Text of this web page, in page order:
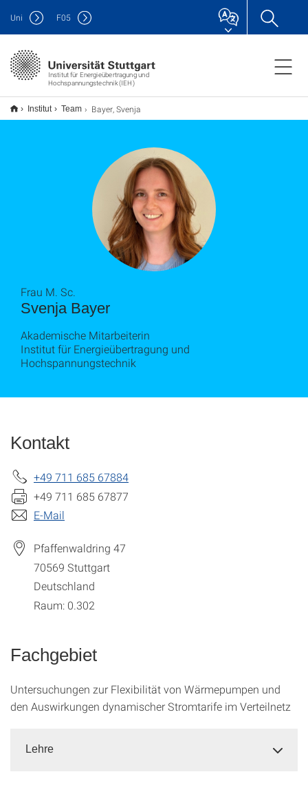
Institut für Energieübertragung und
Hochspannungstechnik (IEH)
Uni F05
Institut Team Bayer, Svenja
Svenja Bayer
Frau M. Sc.
Akademische Mitarbeiterin
Institut für Energieübertragung und
Hochspannungstechnik
Kontakt
+49 711 685 67884
+49 711 685 67877
E-Mail
Pfaffenwaldring 47
70569 Stuttgart
Deutschland
Raum: 0.302
Fachgebiet
Untersuchungen zur Flexibilität von Wärmepumpen und
den Auswirkungen dynamischer Stromtarife im Verteilnetz
Lehre